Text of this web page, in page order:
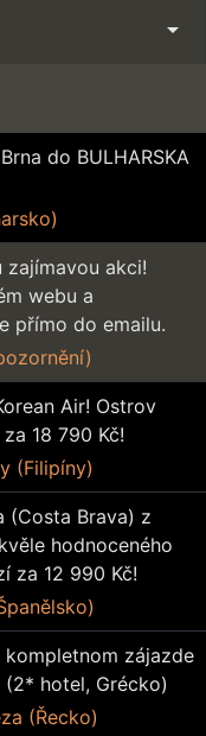
arrow_drop_down
do BULHARSKA
zajímavou akci!
webu a
přímo do emailu.
Air! Ostrov
18 790 Kč!
(Filipíny)
(Costa Brava) z
hodnoceného
za 12 990 Kč!
zájazde
hotel, Grécko)
(Řecko)